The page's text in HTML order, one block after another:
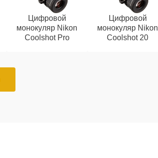
Цифровой
монокуляр Nikon
Coolshot Pro
Цифровой
монокуляр Nikon
Coolshot 20